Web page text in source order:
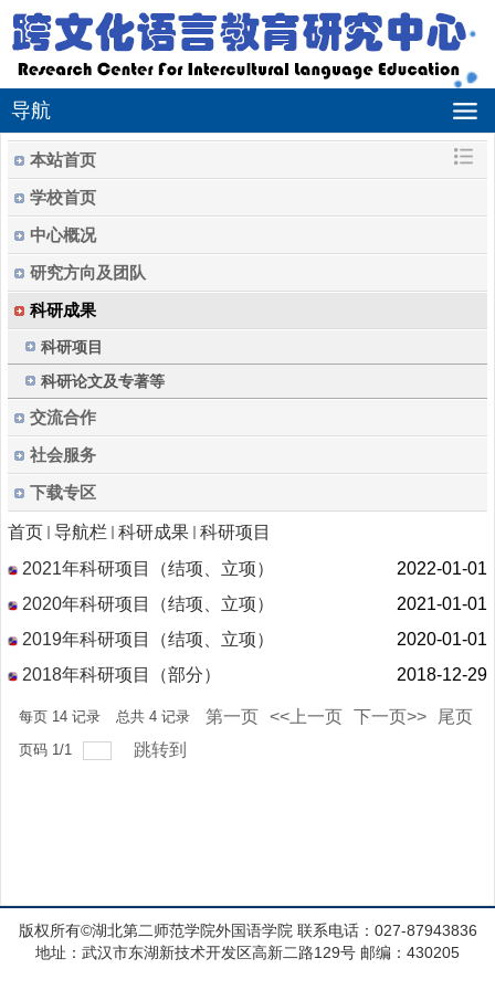
导航
本站首页
学校首页
中心概况
研究方向及团队
科研成果
科研项目
科研论文及专著等
交流合作
社会服务
下载专区
首页 导航栏 科研成果 科研项目
2021年科研项目（结项、立项）
2022-01-01
2020年科研项目（结项、立项）
2021-01-01
2019年科研项目（结项、立项）
2020-01-01
2018年科研项目（部分）
2018-12-29
每页 14 记录 总共 4 记录 第一页 <<上一页 下一页>> 尾页
页码 1/1 跳转到
版权所有©湖北第二师范学院外国语学院 联系电话：027-87943836
地址：武汉市东湖新技术开发区高新二路129号 邮编：430205